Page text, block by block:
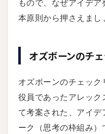
もので、なぜアイデ
本原則から押さえまし
オズボーンのチ
オズボーンのチェッ
役員であったアレック
て考案された、アイ
ーク（思考の枠組み